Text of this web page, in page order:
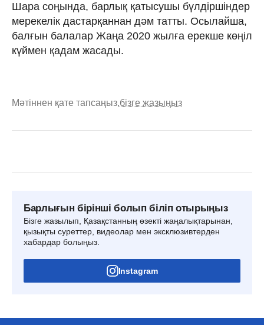
Шара соңында, барлық қатысушы бүлдіршіндер
мерекелік дастарқаннан дәм татты. Осылайша,
балғын балалар Жаңа 2020 жылға ерекше көңіл
күймен қадам жасады.
Мәтіннен қате тапсаңыз,бізге жазыңыз
Барлығын бірінші болып біліп отырыңыз
Бізге жазылып, Қазақстанның өзекті жаңалықтарынан,
қызықты суреттер, видеолар мен эксклюзивтерден
хабардар болыңыз.
Instagram